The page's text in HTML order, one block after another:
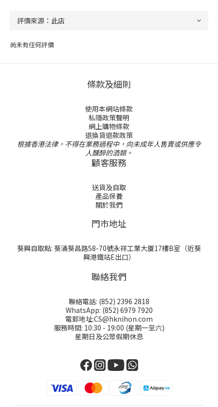
尚未有任何評價
條款及細則
使用本網站條款
私隱政策聲明
網上購物條款
退換貨退款政策
根據香港法律，不得在業務過程中，向未成年人售賣或供應令
人醺醉的酒類。
顧客服務
送貨及自取
產品保養
關於我們
門巿地址
葵興自取點: 葵涌葵昌路58-70號永祥工業大厦17樓B室（近葵
興港鐵站E出口）
聯絡我們
聯絡電話: (852) 2396 2818
WhatsApp: (852) 6979 7920
電郵地址:CS@hknihon.com
服務時間: 10:30 - 19:00 (星期一至六)
星期日及公眾假期休息